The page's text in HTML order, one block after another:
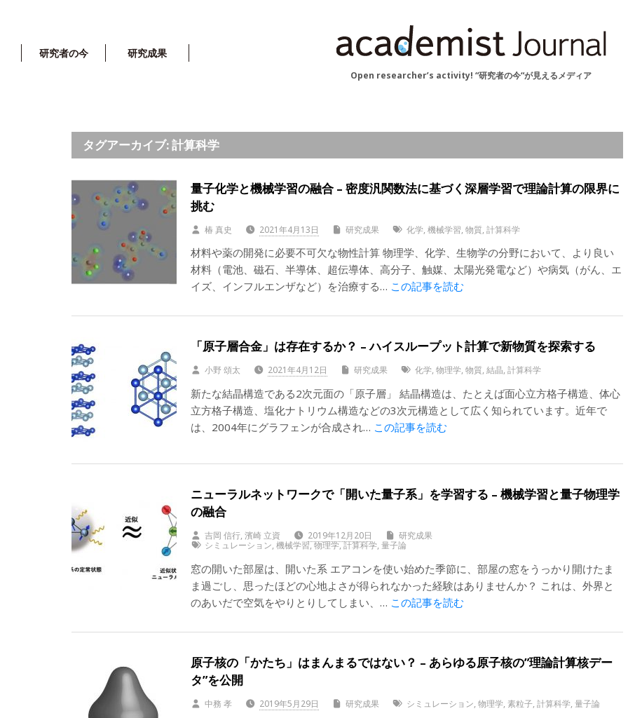
Open researcher’s activity! “研究者の今“が見えるメディア
研究者の今 研究成果
タグアーカイブ: 計算科学
量子化学と機械学習の融合 – 密度汎関数法に基づく深層学習で理論計算の限界に
挑む
椿 真史 2021年4月13日 研究成果 化学, 機械学習, 物質, 計算科学
材料や薬の開発に必要不可欠な物性計算 物理学、化学、生物学の分野において、より良い
材料（電池、磁石、半導体、超伝導体、高分子、触媒、太陽光発電など）や病気（がん、エ
イズ、インフルエンザなど）を治療する… この記事を読む
「原子層合金」は存在するか？ – ハイスループット計算で新物質を探索する
小野 頌太 2021年4月12日 研究成果 化学, 物理学, 物質, 結晶, 計算科学
新たな結晶構造である2次元面の「原子層」 結晶構造は、たとえば面心立方格子構造、体心
立方格子構造、塩化ナトリウム構造などの3次元構造として広く知られています。近年で
は、2004年にグラフェンが合成され… この記事を読む
ニューラルネットワークで「開いた量子系」を学習する – 機械学習と量子物理学
の融合
吉岡 信行, 濱崎 立資 2019年12月20日
研究成果
シミュレーション,機械学習,物理学,計算科学,量子論
窓の開いた部屋は、開いた系 エアコンを使い始めた季節に、部屋の窓をうっかり開けたま
ま過ごし、思ったほどの心地よさが得られなかった経験はありませんか？ これは、外界と
のあいだで空気をやりとりしてしまい、… この記事を読む
原子核の「かたち」はまんまるではない？ – あらゆる原子核の”理論計算核デー
タ”を公開
中務 孝 2019年5月29日 研究成果 シミュレーション, 物理学, 素粒子, 計算科学, 量子論